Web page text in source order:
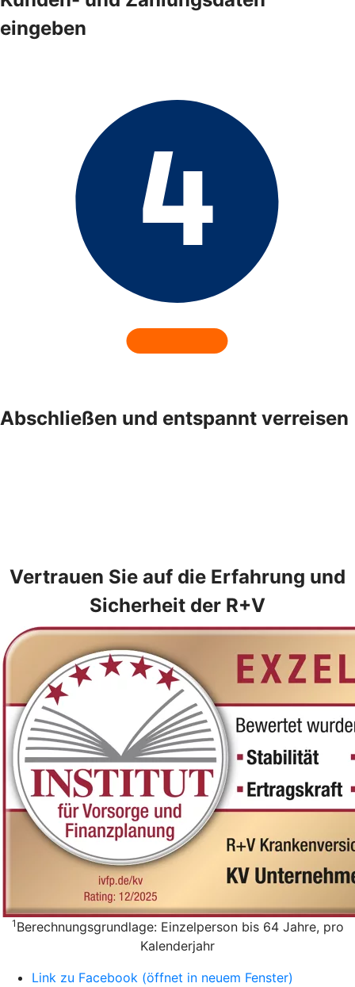
eingeben
Abschließen und entspannt verreisen
Vertrauen Sie auf die Erfahrung und
Sicherheit der R+V
1 Berechnungsgrundlage: Einzelperson bis 64 Jahre, pro
Kalenderjahr
Link zu Facebook (öffnet in neuem Fenster)